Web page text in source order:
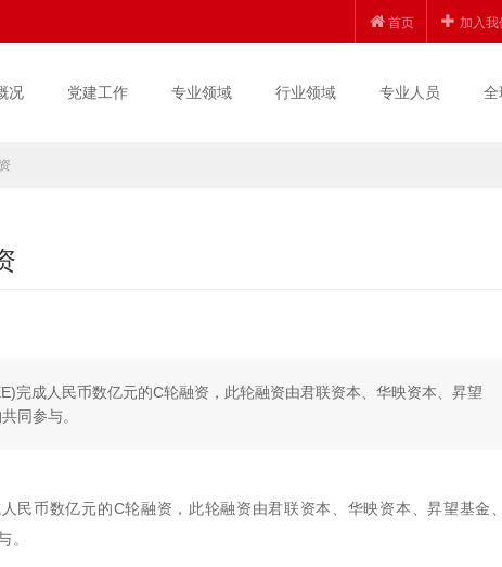
首页 加入我
况 党建工作 专业领域 行业领域 专业人员 全
成人民币数亿元的C轮融资，此轮融资由君联资本、华映资本、昇望
同参与。
币数亿元的C轮融资，此轮融资由君联资本、华映资本、昇望基金、
。